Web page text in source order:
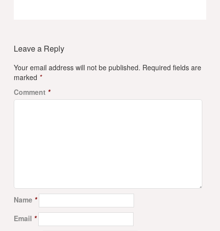
Leave a Reply
Your email address will not be published. Required fields are
marked *
Comment *
Name *
Email *